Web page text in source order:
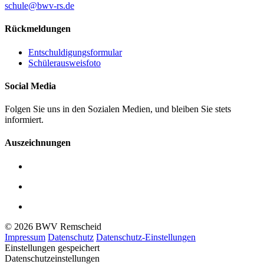
schule@bwv-rs.de
Rückmeldungen
Entschuldigungsformular
Schülerausweisfoto
Social Media
Folgen Sie uns in den Sozialen Medien, und bleiben Sie stets
informiert.
Auszeichnungen
© 2026 BWV Remscheid
Impressum Datenschutz Datenschutz-Einstellungen
Einstellungen gespeichert
Datenschutzeinstellungen